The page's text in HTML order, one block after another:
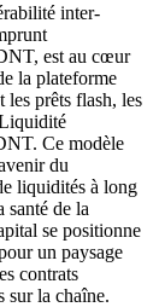
inter-
est au cœur
la plateforme
les prêts flash, les
Ce modèle
du
liquidités à long
santé de la
se positionne
un paysage
contrats
sur la chaîne.